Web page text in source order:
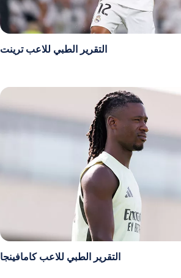
التقرير الطبي للاعب ترينت
التقرير الطبي للاعب كامافينجا